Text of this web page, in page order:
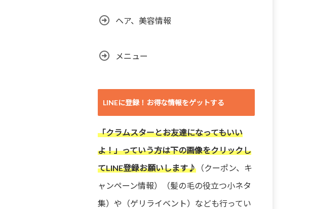
ヘア、美容情報
メニュー
LINEに登録！お得な情報をゲットする
「クラムスターとお友達になってもいい
よ！」っていう方は下の画像をクリックし
てLINE登録お願いします♪ （クーポン、キ
ャンペーン情報）（髪の毛の役立つ小ネタ
集）や（ゲリライベント）なども行ってい